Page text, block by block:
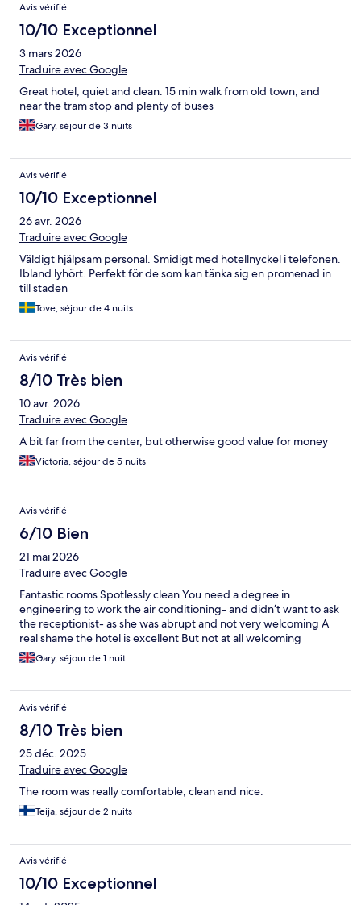
Avis vérifié
10/10 Exceptionnel
3 mars 2026
Traduire avec Google
Great hotel, quiet and clean. 15 min walk from old town, and
near the tram stop and plenty of buses
Gary, séjour de 3 nuits
Avis vérifié
10/10 Exceptionnel
26 avr. 2026
Traduire avec Google
Väldigt hjälpsam personal. Smidigt med hotellnyckel i telefonen.
Ibland lyhört. Perfekt för de som kan tänka sig en promenad in
till staden
Tove, séjour de 4 nuits
Avis vérifié
8/10 Très bien
10 avr. 2026
Traduire avec Google
A bit far from the center, but otherwise good value for money
Victoria, séjour de 5 nuits
Avis vérifié
6/10 Bien
21 mai 2026
Traduire avec Google
Fantastic rooms Spotlessly clean You need a degree in
engineering to work the air conditioning- and didn’t want to ask
the receptionist- as she was abrupt and not very welcoming A
real shame the hotel is excellent But not at all welcoming
Gary, séjour de 1 nuit
Avis vérifié
8/10 Très bien
25 déc. 2025
Traduire avec Google
The room was really comfortable, clean and nice.
Teija, séjour de 2 nuits
Avis vérifié
10/10 Exceptionnel